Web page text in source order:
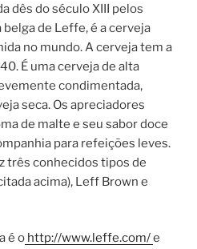
dês do século XIII pelos
de Leffe, é a cerveja
no mundo. A cerveja tem a
É uma cerveja de alta
condimentada,
seca. Os apreciadores
de malte e seu sabor doce
para refeições leves.
três conhecidos tipos de
acima), Leff Brown e
é o http://www.leffe.com/e